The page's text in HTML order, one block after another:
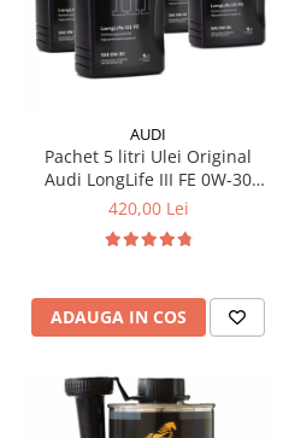
AUDI
Pachet 5 litri Ulei Original
Audi LongLife III FE 0W-30
GS55545D2 – Aprobări VW420,00 Lei
ADAUGA IN COS